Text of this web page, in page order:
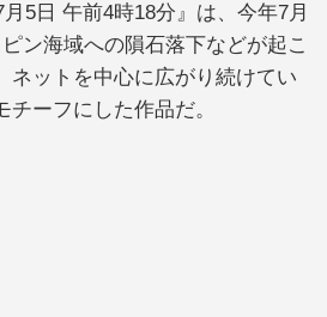
5日 午前4時18分』は、今年7月
ン海域への隕石落下などが起こ
ネットを中心に広がり続けてい
ーフにした作品だ。